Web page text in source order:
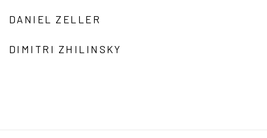
DANIEL ZELLER
DIMITRI ZHILINSKY